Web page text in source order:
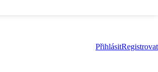
PřihlásitRegistrovat